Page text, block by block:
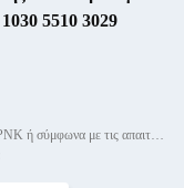
5510 3029
Συσκευασία λεπτομέρειες: Πλαστική σακούλα ή κουτί PNK ή σύμφωνα με τις απαιτήσεις σας.